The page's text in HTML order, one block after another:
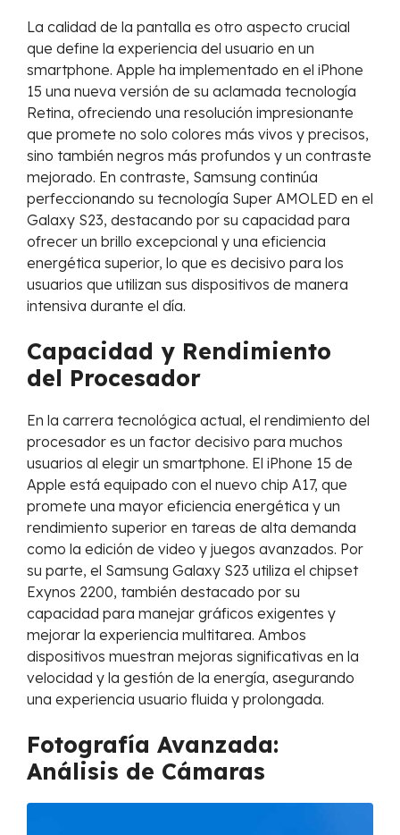
La calidad de la pantalla es otro aspecto crucial
que define la experiencia del usuario en un
smartphone. Apple ha implementado en el iPhone
15 una nueva versión de su aclamada tecnología
Retina, ofreciendo una resolución impresionante
que promete no solo colores más vivos y precisos,
sino también negros más profundos y un contraste
mejorado. En contraste, Samsung continúa
perfeccionando su tecnología Super AMOLED en el
Galaxy S23, destacando por su capacidad para
ofrecer un brillo excepcional y una eficiencia
energética superior, lo que es decisivo para los
usuarios que utilizan sus dispositivos de manera
intensiva durante el día.
Capacidad y Rendimiento
del Procesador
En la carrera tecnológica actual, el rendimiento del
procesador es un factor decisivo para muchos
usuarios al elegir un smartphone. El iPhone 15 de
Apple está equipado con el nuevo chip A17, que
promete una mayor eficiencia energética y un
rendimiento superior en tareas de alta demanda
como la edición de video y juegos avanzados. Por
su parte, el Samsung Galaxy S23 utiliza el chipset
Exynos 2200, también destacado por su
capacidad para manejar gráficos exigentes y
mejorar la experiencia multitarea. Ambos
dispositivos muestran mejoras significativas en la
velocidad y la gestión de la energía, asegurando
una experiencia usuario fluida y prolongada.
Fotografía Avanzada:
Análisis de Cámaras